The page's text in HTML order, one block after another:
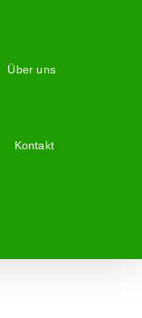
Über uns
Kontakt